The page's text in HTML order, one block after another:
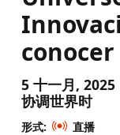
conocer
5 十一月,
协调世界时
形式:
直播